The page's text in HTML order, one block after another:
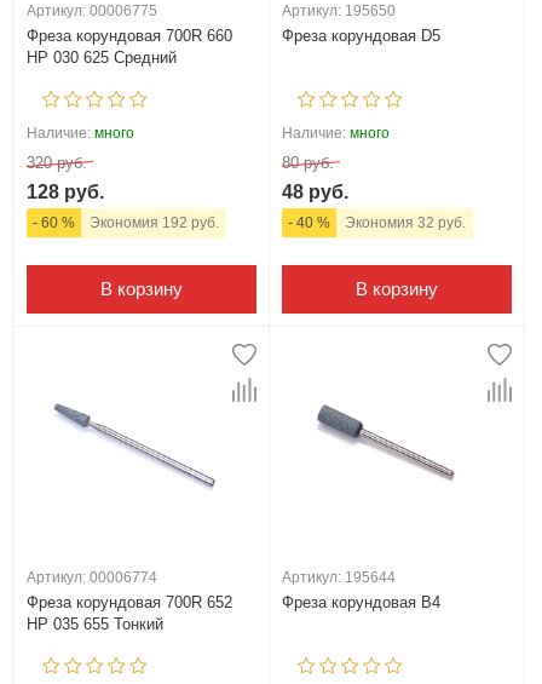
Артикул: 00006775
Фреза корундовая 700R 660
HP 030 625 Средний
Наличие: много
320 руб.
128 руб.
- 60 % Экономия 192 руб.
В корзину
Артикул: 195650
Фреза корундовая D5
Наличие: много
80 руб.
48 руб.
- 40 % Экономия 32 руб.
В корзину
Артикул: 00006774
Фреза корундовая 700R 652
HP 035 655 Тонкий
Артикул: 195644
Фреза корундовая B4